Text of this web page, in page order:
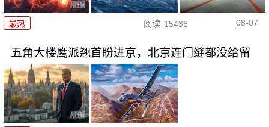
最热 阅读 15436 08-07
五角大楼鹰派翘首盼进京，北京连门缝都没给留